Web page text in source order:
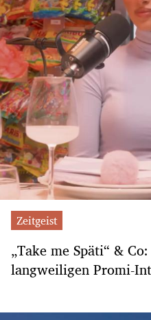
Zeitgeist
„Take me Späti“ &
langweiligen Promi-